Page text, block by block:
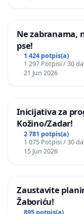
Ne zabranama,
pse!
1 424 potpis(a)
1 297 Potpisi / 30
21 Jun 2026
Inicijativa za
Kožino/Zadar!
2 781 potpis(a)
1 075 Potpisi / 30
15 Jun 2026
Zaustavite
Žaboriću!
895 potpis(a)